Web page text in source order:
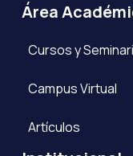
Área
Cursos y
Campus Virtual
Artículos